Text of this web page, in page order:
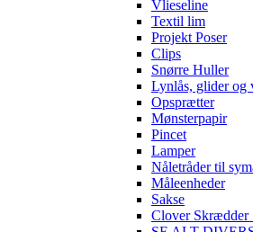
Vlieseline
Textil lim
Projekt Poser
Clips
Snørre Huller
Lynlås, glider og
Opsprætter
Mønsterpapir
Pincet
Lamper
Nåletråder til
Måleenheder
Sakse
Clover Skrædder